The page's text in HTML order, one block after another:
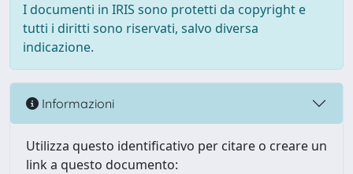
I documenti in IRIS sono protetti da copyright e
tutti i diritti sono riservati, salvo diversa
indicazione.
Informazioni
Utilizza questo identificativo per citare o creare un
link a questo documento: